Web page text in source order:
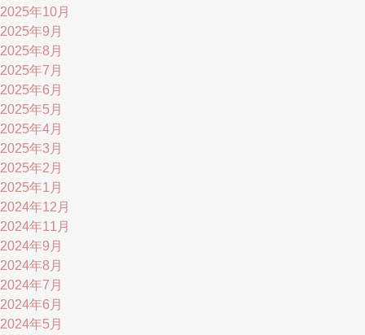
2025年10月
2025年9月
2025年8月
2025年7月
2025年6月
2025年5月
2025年4月
2025年3月
2025年2月
2025年1月
2024年12月
2024年11月
2024年9月
2024年8月
2024年7月
2024年6月
2024年5月